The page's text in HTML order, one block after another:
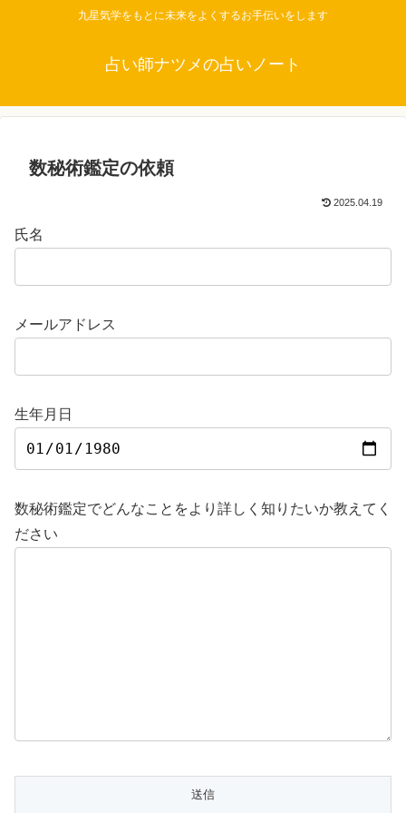
九星気学をもとに未来をよくするお手伝いをします
占い師ナツメの占いノート
数秘術鑑定の依頼
2025.04.19
氏名
メールアドレス
生年月日
数秘術鑑定でどんなことをより詳しく知りたいか教えてく
ださい